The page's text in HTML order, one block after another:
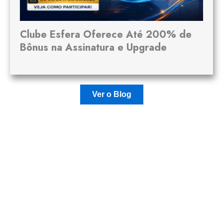
Clube Esfera Oferece Até 200% de
Bônus na Assinatura e Upgrade
Ver o Blog